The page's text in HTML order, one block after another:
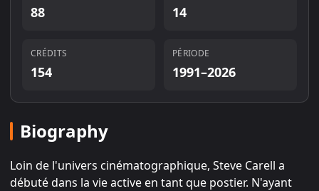
88 14
CRÉDITS
154
PÉRIODE
1991–2026
Biography
Loin de l'univers cinématographique, Steve Carell a
débuté dans la vie active en tant que postier. N'ayant